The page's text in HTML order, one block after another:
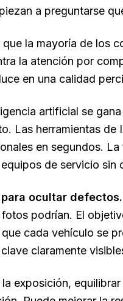
a preguntarse
la mayoría de los
la atención por
en una calidad
artificial se
Las herramientas de
en segundos.
de servicio sin
ocultar defectos.
podrían. El
cada vehículo se
claramente
exposición,